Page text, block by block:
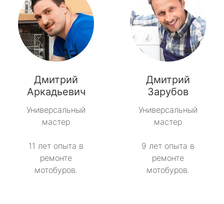
Дмитрий
Аркадьевич
Универсальный
мастер
11 лет опыта в
ремонте
мотобуров.
Дмитрий
Зарубов
Универсальный
мастер
9 лет опыта в
ремонте
мотобуров.